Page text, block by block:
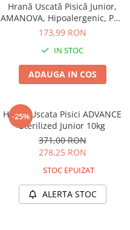
Hrană Uscată Pisică Junior,
AMANOVA, Hipoalergenic, Pui,
4kg
173,99 RON
IN STOC
ADAUGA IN COS
-25%
Hrana Uscata Pisici ADVANCE
Sterilized Junior 10kg
371,00 RON
278,25 RON
STOC EPUIZAT
ALERTA STOC